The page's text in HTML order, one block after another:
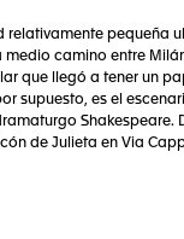
relativamente pequeña
medio camino entre
que llegó a tener un
supuesto, es el
Shakespeare.
de Julieta en Via